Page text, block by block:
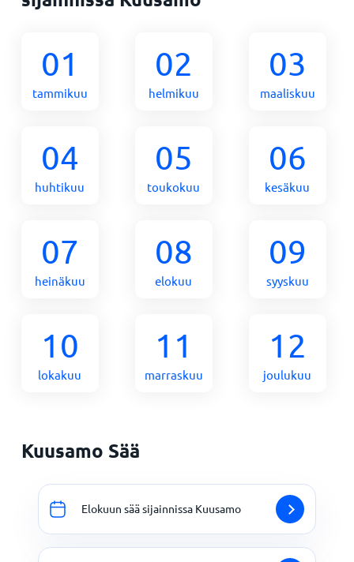
01
tammikuu
02
helmikuu
03
maaliskuu
04
huhtikuu
05
toukokuu
06
kesäkuu
07
heinäkuu
08
elokuu
09
syyskuu
10
lokakuu
11
marraskuu
12
joulukuu
Kuusamo Sää
Elokuun sää sijainnissa Kuusamo